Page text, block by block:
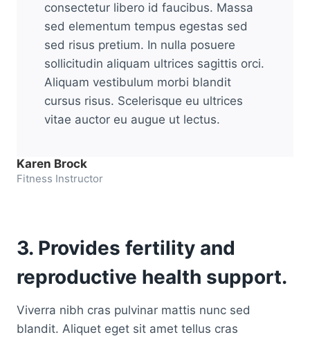
consectetur libero id faucibus. Massa
sed elementum tempus egestas sed
sed risus pretium. In nulla posuere
sollicitudin aliquam ultrices sagittis orci.
Aliquam vestibulum morbi blandit
cursus risus. Scelerisque eu ultrices
vitae auctor eu augue ut lectus.
Karen Brock
Fitness Instructor
3. Provides fertility and
reproductive health support.
Viverra nibh cras pulvinar mattis nunc sed
blandit. Aliquet eget sit amet tellus cras